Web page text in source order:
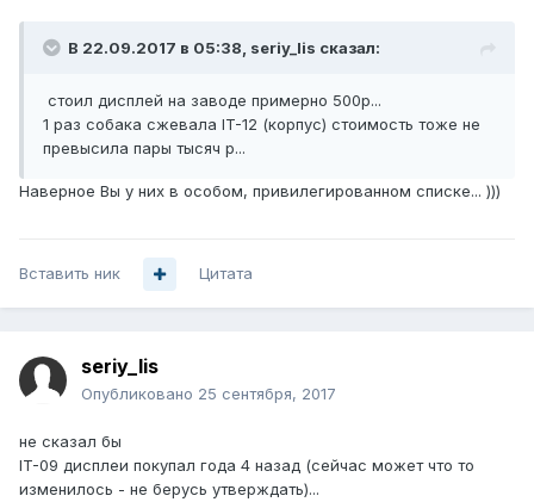
В 22.09.2017 в 05:38, seriy_lis сказал:
стоил дисплей на заводе примерно 500р...
1 раз собака сжевала IT-12 (корпус) стоимость тоже не
превысила пары тысяч р...
Наверное Вы у них в особом, привилегированном списке... )))
Вставить ник Цитата
seriy_lis
Опубликовано 25 сентября, 2017
не сказал бы
IT-09 дисплеи покупал года 4 назад (сейчас может что то
изменилось - не берусь утверждать)...